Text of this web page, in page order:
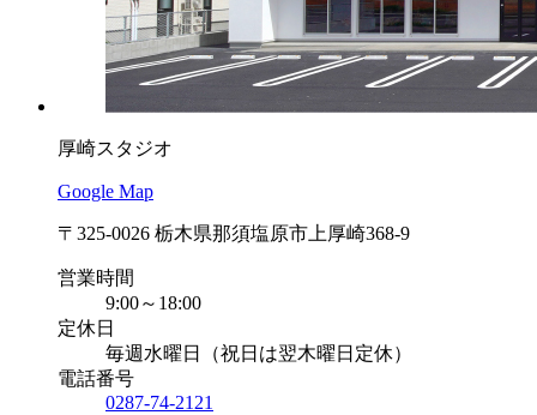
厚崎スタジオ
Google Map
〒325-0026 栃木県那須塩原市上厚崎368-9
営業時間
9:00～18:00
定休日
毎週水曜日（祝日は翌木曜日定休）
電話番号
0287-74-2121